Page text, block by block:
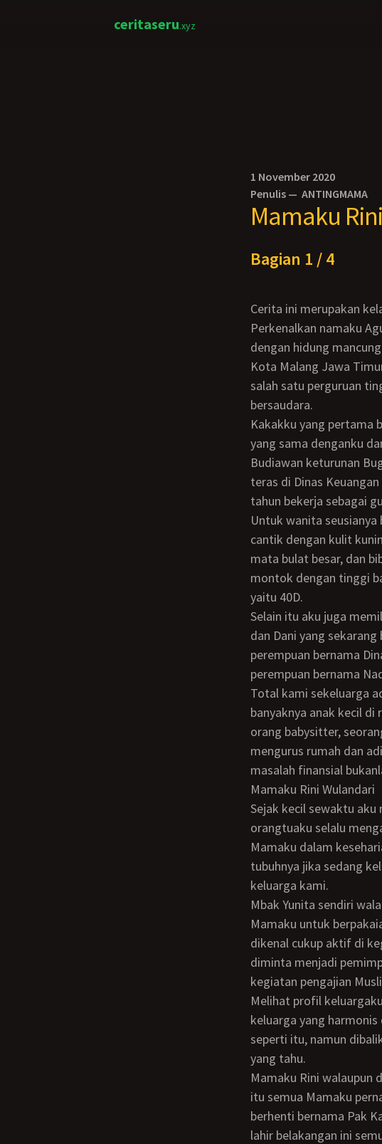
ceritaseru.xyz
1 November 2020
Penulis — ANTINGMAMA
Mamaku
Bagian 1 / 4
Cerita ini merupakan
Perkenalkan namaku Agus umurku 21 tahun dengan postur tubuh 170 cm berat 65 kg
dengan hidung
Kota Malang Jawa
salah satu perguruan
bersaudara.
Kakakku yang pertama bernama Yunita berumur 23 tahun baru lulus kuliah dari kota
yang sama denganku
Budiawan keturunan
teras di Dinas
tahun bekerja sebagai
Untuk wanita seusianya bisa dibilang Mamaku adalah seorang wanita yang sangat
cantik dengan kulit
mata bulat besar, dan
montok dengan tinggi
yaitu 40D.
Selain itu aku juga memiliki 5 orang adik yang masih kecil-kecil yaitu si kembar Deni
dan Dani yang
perempuan bernama
perempuan bernama
Total kami sekeluarga ada 9 orang. Karena kesibukan kedua orang tuaku dan
banyaknya anak kecil di
orang babysitter,
mengurus rumah dan
masalah finansial
Mamaku Rini Wulandari
Sejak kecil sewaktu aku masih berdua dengan Mbak Yunita hingga sekarang kedua
orangtuaku selalu
Mamaku dalam
tubuhnya jika sedang
keluarga kami.
Mbak Yunita sendiri walaupun belum mengenakan jilbab namun dia selalu ingat pesan
Mamaku untuk
dikenal cukup aktif di
diminta menjadi
kegiatan pengajian
Melihat profil keluargaku kebanyakan orang akan menilai bahwa kami adalah
keluarga yang
seperti itu, namun
yang tahu.
Mamaku Rini walaupun dikenal sebagai sosok yang aktif dan religius, namun dibalik
itu semua Mamaku
berhenti bernama Pak
lahir belakangan ini